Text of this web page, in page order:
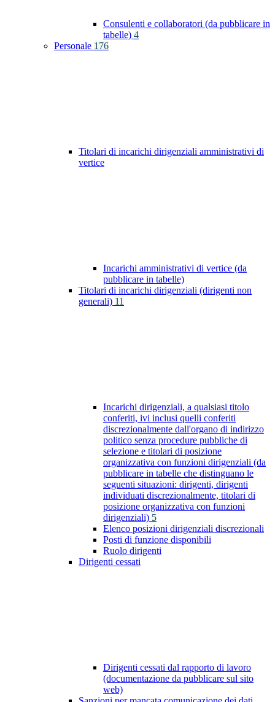
Consulenti e collaboratori (da pubblicare in
tabelle) 4
Personale 176
Titolari di incarichi dirigenziali amministrativi di
vertice
Incarichi amministrativi di vertice (da
pubblicare in tabelle)
Titolari di incarichi dirigenziali (dirigenti non
generali) 11
Incarichi dirigenziali, a qualsiasi titolo
conferiti, ivi inclusi quelli conferiti
discrezionalmente dall'organo di indirizzo
politico senza procedure pubbliche di
selezione e titolari di posizione
organizzativa con funzioni dirigenziali (da
pubblicare in tabelle che distinguano le
seguenti situazioni: dirigenti, dirigenti
individuati discrezionalmente, titolari di
posizione organizzativa con funzioni
dirigenziali) 5
Elenco posizioni dirigenziali discrezionali
Posti di funzione disponibili
Ruolo dirigenti
Dirigenti cessati
Dirigenti cessati dal rapporto di lavoro
(documentazione da pubblicare sul sito
web)